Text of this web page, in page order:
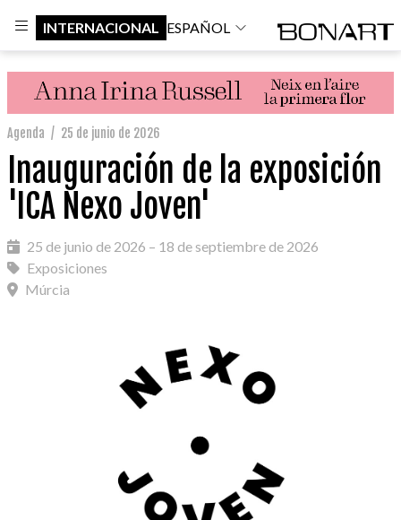
INTERNACIONAL ESPAÑOL
Agenda / 25 de junio de 2026
Inauguración de la exposición
'ICA Nexo Joven'
25 de junio de 2026 – 18 de septiembre de 2026
Exposiciones
Múrcia